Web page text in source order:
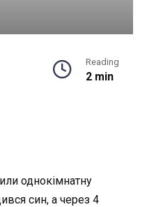
Reading
2 min
однокімнатну
син, а через 4